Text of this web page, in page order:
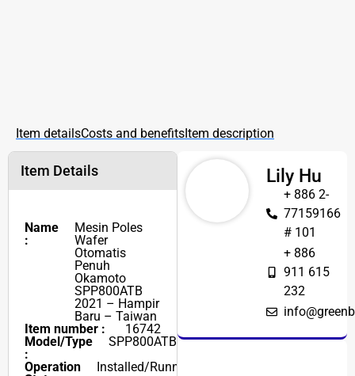
Item detailsCosts and benefits Item description
Item Details
Name
:
Mesin Poles
Wafer
Otomatis
Penuh
Okamoto
SPP800ATB
2021 – Hampir
Baru – Taiwan
Item number :
16742
Model/Type
:
SPP800ATB
Operation
Installed/Running
Lily Hu
+ 886 2-
77159166
# 101
+ 886
911 615
232